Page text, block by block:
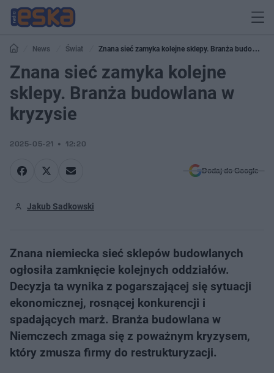
News Świat
Znana sieć zamyka kolejne sklepy. Branża budowlana
w kryzysie
Znana sieć zamyka kolejne
sklepy. Branża budowlana w
kryzysie
2025-05-21 12:20
Dodaj do Google
Jakub Sadkowski
Znana niemiecka sieć sklepów budowlanych
ogłosiła zamknięcie kolejnych oddziałów.
Decyzja ta wynika z pogarszającej się sytuacji
ekonomicznej, rosnącej konkurencji i
spadających marż. Branża budowlana w
Niemczech zmaga się z poważnym kryzysem,
który zmusza firmy do restrukturyzacji.